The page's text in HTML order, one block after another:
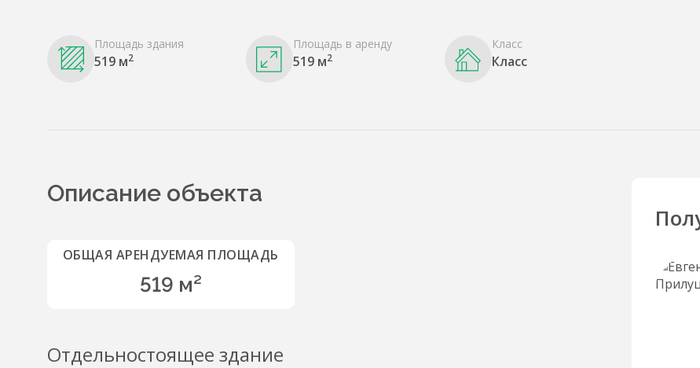
Площадь здания
519 м2
Площадь в аренду
519 м2
Класс
Класс
Описание объекта
ОБЩАЯ АРЕНДУЕМАЯ ПЛОЩАДЬ
519 м²
Отдельностоящее здание